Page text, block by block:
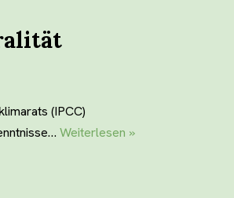
(IPCC)
Weiterlesen »